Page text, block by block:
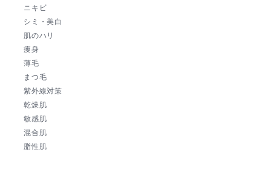
ニキビ
シミ・美白
肌のハリ
痩身
薄毛
まつ毛
紫外線対策
乾燥肌
敏感肌
混合肌
脂性肌